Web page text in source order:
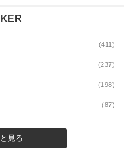
(411)
(237)
(198)
(87)
見る